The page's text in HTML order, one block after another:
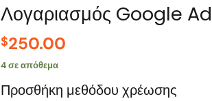
Λογαριασμός Google
$250.00
4 σε απόθεμα
Προσθήκη μεθόδου χρέωσης